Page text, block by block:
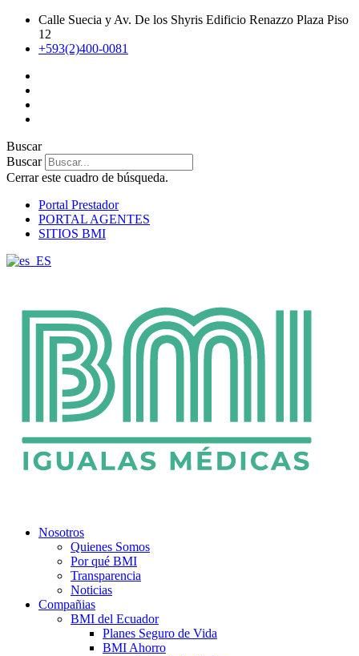
contenido
Calle Suecia y Av. De los Shyris Edificio Renazzo Plaza Piso
12
+593(2)400-0081
Buscar
Buscar
Cerrar este cuadro de búsqueda.
Portal Prestador
PORTAL AGENTES
SITIOS BMI
Nosotros
Quienes Somos
Por qué BMI
Transparencia
Noticias
Compañias
BMI del Ecuador
Planes Seguro de Vida
BMI Ahorro